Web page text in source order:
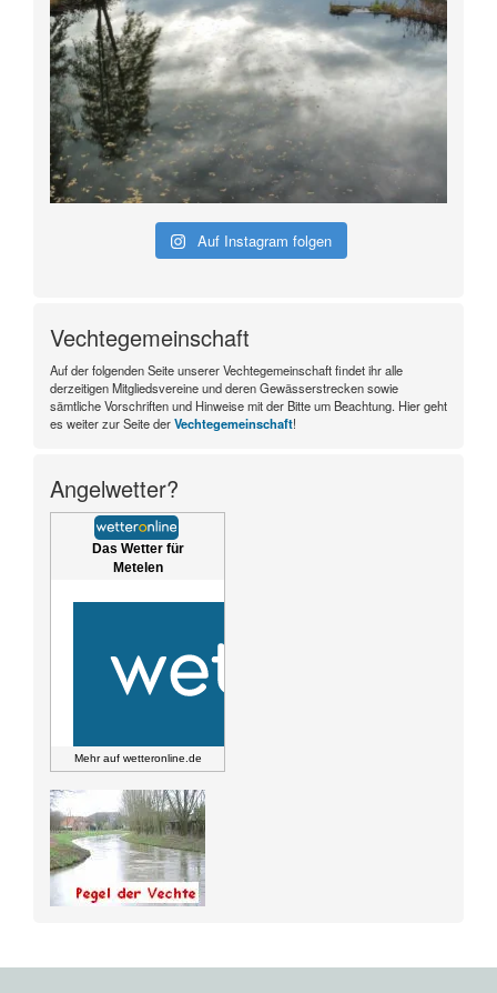
Auf Instagram folgen
Vechtegemeinschaft
Auf der folgenden Seite unserer Vechtegemeinschaft findet ihr alle
derzeitigen Mitgliedsvereine und deren Gewässerstrecken sowie
sämtliche Vorschriften und Hinweise mit der Bitte um Beachtung. Hier geht
es weiter zur Seite derVechtegemeinschaft!
Angelwetter?
Das Wetter für
Metelen
Mehr auf wetteronline.de